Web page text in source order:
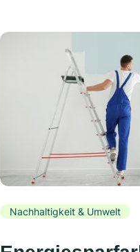
Nachhaltigkeit & Umwelt